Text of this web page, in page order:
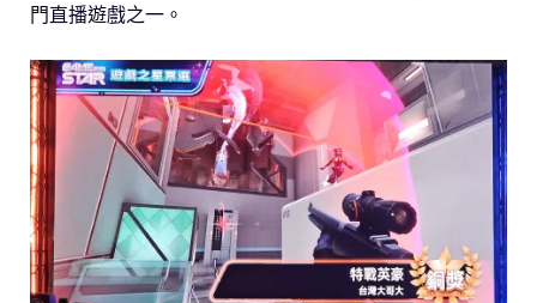
門直播遊戲之一。